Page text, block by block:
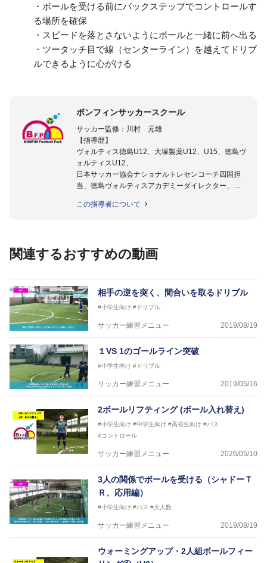
・ボールを受ける前にバックステップでコントロールす
る場所を確保
・スピードを落とさないようにボールと一緒に前へ出る
・ツータッチ目で線（センターライン）を越えてドリブ
ルできるように心がける
ボンフィンサッカースクール
サッカー監修：川村 元雄
【指導歴】
ヴォルティス徳島U12、大塚製薬U12、U15、徳島ヴ
ォルティスU12、
日本サッカー協会ナショナルトレセンコーチ四国担
当、徳島ヴォルティスアカデミーダイレクター、
日本サッカー協会公認B級養成講習会インストラクタ
協会公認キッズリーダーチーフインストラクター
【指導歴】
FリーグU23選抜監督、ミャンマー女子フットサル代
表監督
日本サッカー協会フットサルインストラクター、AFC
（アジアサッカー連盟）フットサルインストラクター
【資格】
JFA公認A級コーチジェネラルライセンス・JFA公認フ
ットサルB級コーチライセンス
横山 哲久
ASV ペスカドーラ町田 監督、FC VIGORE 監督
【資格】
日本サッカー協会公認B級ライセンス・日本サッカー
協会公認フットサルB級ライセンス
この指導者について
関連するおすすめの動画
相手の逆を突く、間合いを取るドリブル
#小学生向け #ドリブル
サッカー練習メニュー 2019/08/19
１VS 1のゴールライン突破
#小学生向け #ドリブル
サッカー練習メニュー 2019/05/16
2ボールリフティング (ボール入れ替え)
#小学生向け #中学生向け #高校生向け #パス
#コントロール
サッカー練習メニュー 2026/05/10
3人の関係でボールを受ける（シャドーＴ
Ｒ、応用編）
#小学生向け #パス #大人数
サッカー練習メニュー 2019/08/19
ウォーミングアップ・2人組ボールフィー